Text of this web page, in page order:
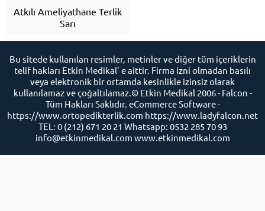
Atkılı Ameliyathane Terlik
Sarı
Bu sitede kullanılan resimler, metinler ve diğer tüm içeriklerin
telif hakları Etkin Medikal' e aittir. Firma izni olmadan basılı
veya elektronik bir ortamda kesinlikle izinsiz olarak
kullanılamaz ve çoğaltılamaz.© Etkin Medikal 2006 - Falcon -
Tüm Hakları Saklıdır. eCommerce Software -
https://www.ortopedikterlik.com https://www.ladyfalcon.net
TEL: 0 (212) 671 20 21 Whatsapp: 0532 285 70 93
info@etkinmedikal.com www.etkinmedikal.com